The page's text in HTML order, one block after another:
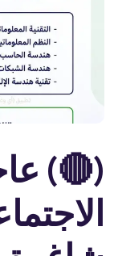
(🔴)